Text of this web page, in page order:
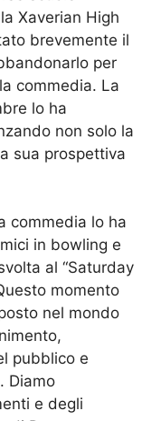
Xaverian High
brevemente il
per
commedia. La
lo ha
non solo la
sua prospettiva
commedia lo ha
in bowling e
al “Saturday
momento
nel mondo
pubblico e
Diamo
e degli